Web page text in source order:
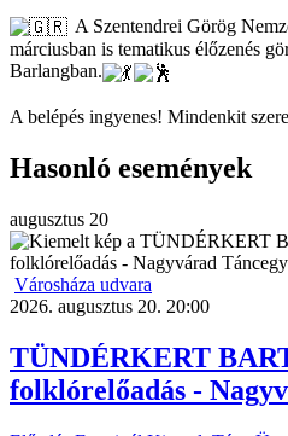
A Szentendrei Görög
márciusban is tematikus élőzenés
Barlangban.
A belépés ingyenes! Mindenkit
Hasonló események
augusztus 20
Városháza udvara
2026. augusztus 20. 20:00
TÜNDÉRKERT
folklórelőadás -